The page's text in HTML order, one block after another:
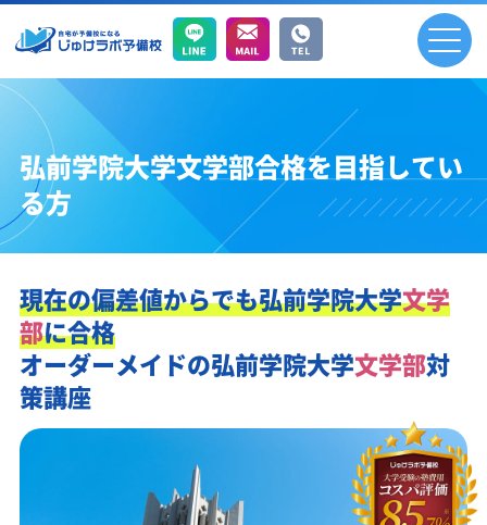
弘前学院大学文学部合格を目指してい
る方
現在の偏差値からでも弘前学院大学文学
部に合格
オーダーメイドの弘前学院大学文学部対
策講座